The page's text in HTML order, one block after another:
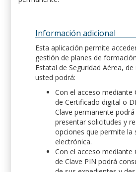
Información adicional
Esta aplicación permite
gestión de planes de
Estatal de Seguridad Aérea,
usted podrá:
Con el acceso mediante
de Certificado digital o
Clave permanente
presentar solicitudes y
opciones que permite la
electrónica.
Con el acceso mediante
de Clave PIN podrá